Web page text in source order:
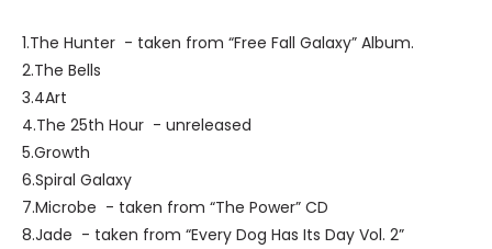
1.The Hunter - taken from “Free Fall Galaxy” Album.
2.The Bells
3.4Art
4.The 25th Hour - unreleased
5.Growth
6.Spiral Galaxy
7.Microbe - taken from “The Power” CD
8.Jade - taken from “Every Dog Has Its Day Vol. 2”